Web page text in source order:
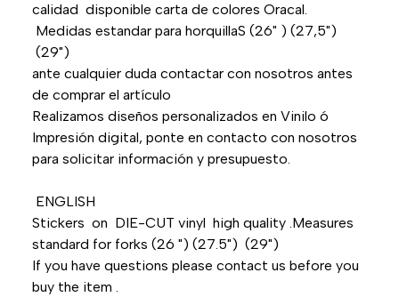
calidad disponible carta de colores Oracal.
Medidas estandar para horquillaS (26" ) (27,5")
(29")
ante cualquier duda contactar con nosotros antes
de comprar el artículo
Realizamos diseños personalizados en Vinilo ó
Impresión digital, ponte en contacto con nosotros
para solicitar información y presupuesto.
ENGLISH
Stickers on DIE-CUT vinyl high quality .Measures
standard for forks (26 ") (27.5") (29")
If you have questions please contact us before you
buy the item .